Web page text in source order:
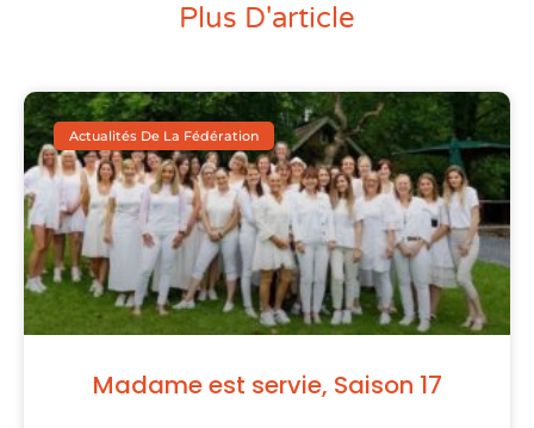
Plus D'article
Actualités De La Fédération
Madame est servie, Saison 17